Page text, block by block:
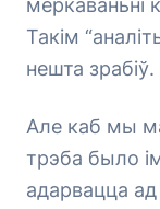
меркаваньні
Такім
нешта зрабіў.
Але каб мы
трэба было
адарвацца ад